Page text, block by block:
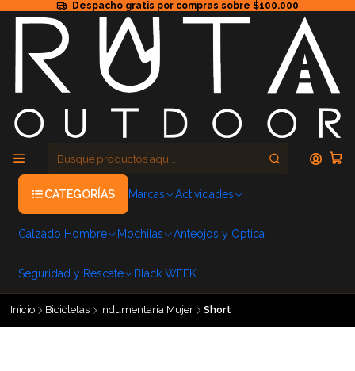
Despacho gratis por compras sobre $100.000
CATEGORÍAS Marcas Actividades
Calzado Hombre Mochilas Anteojos y Optica
Seguridad y Rescate Black WEEK
Inicio Bicicletas Indumentaria Mujer Short